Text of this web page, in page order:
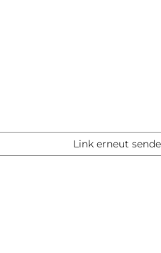
Link erneut